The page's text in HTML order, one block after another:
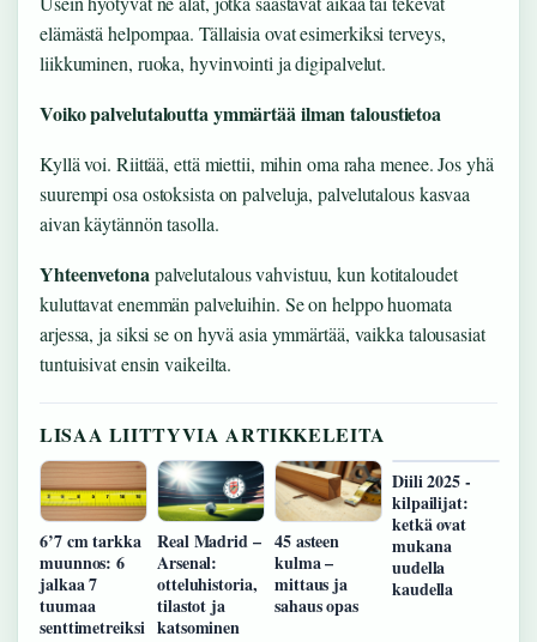
elämästä helpompaa. Tällaisia ovat esimerkiksi terveys,
liikkuminen, ruoka, hyvinvointi ja digipalvelut.
Voiko palvelutaloutta ymmärtää ilman taloustietoa
Kyllä voi. Riittää, että miettii, mihin oma raha menee. Jos yhä
suurempi osa ostoksista on palveluja, palvelutalous kasvaa
aivan käytännön tasolla.
Yhteenvetonapalvelutalous vahvistuu, kun kotitaloudet
kuluttavat enemmän palveluihin. Se on helppo huomata
arjessa, ja siksi se on hyvä asia ymmärtää, vaikka talousasiat
tuntuisivat ensin vaikeilta.
LISAA LIITTYVIA ARTIKKELEITA
6’7 cm tarkka
muunnos: 6
jalkaa 7
tuumaa
senttimetreiksi
Real Madrid –
Arsenal:
otteluhistoria,
tilastot ja
katsominen
45 asteen
kulma –
mittaus ja
sahaus opas
Diili 2025 -
kilpailijat:
ketkä ovat
mukana
uudella
kaudella